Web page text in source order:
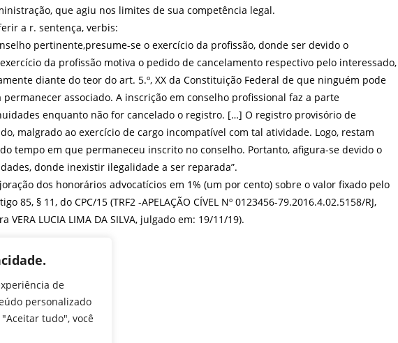
de
personalizado
tudo", você
que agiu nos limites de sua competência legal.
a r. sentença, verbis:
pertinente,presume-se o exercício da profissão, donde ser devido o
da profissão motiva o pedido de cancelamento respectivo pelo interessado,
diante do teor do art. 5.º, XX da Constituição Federal de que ninguém pode
associado. A inscrição em conselho profissional faz a parte
enquanto não for cancelado o registro. […] O registro provisório de
malgrado ao exercício de cargo incompatível com tal atividade. Logo, restam
tempo em que permaneceu inscrito no conselho. Portanto, afigura-se devido o
donde inexistir ilegalidade a ser reparada”.
dos honorários advocatícios em 1% (um por cento) sobre o valor fixado pelo
85, § 11, do CPC/15 (TRF2 -APELAÇÃO CÍVEL Nº 0123456-79.2016.4.02.5158/RJ,
VERA LUCIA LIMA DA SILVA, julgado em: 19/11/19).
Pr
in
tF